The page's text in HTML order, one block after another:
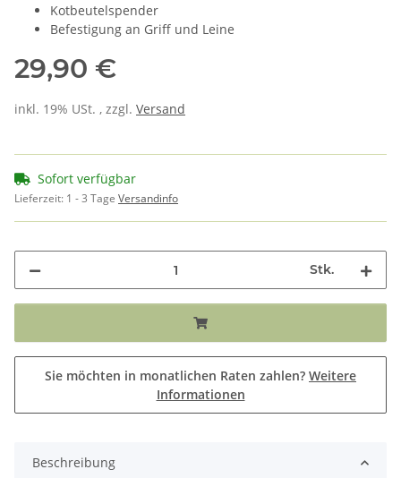
Kotbeutelspender
Befestigung an Griff und Leine
29,90 €
inkl. 19% USt. , zzgl. Versand
Sofort verfügbar
Lieferzeit: 1 - 3 Tage Versandinfo
Stk.
Sie möchten in monatlichen Raten zahlen? Weitere
Informationen
Beschreibung